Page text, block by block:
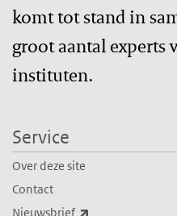
komt tot stand in
groot aantal experts
instituten.
Service
Over deze site
Contact
Nieuwsbrief